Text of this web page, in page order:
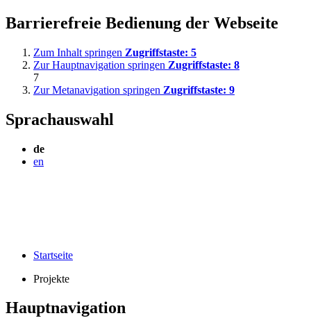
Barrierefreie Bedienung der Webseite
Zum Inhalt springen Zugriffstaste: 5
Zur Hauptnavigation springen Zugriffstaste: 8
7
Zur Metanavigation springen Zugriffstaste: 9
Sprachauswahl
de
en
Startseite
Projekte
Hauptnavigation